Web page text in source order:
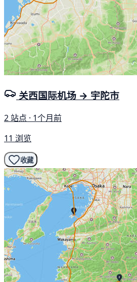
关西国际机场 → 宇陀市
2 站点 · 1个月前
11 浏览
收藏